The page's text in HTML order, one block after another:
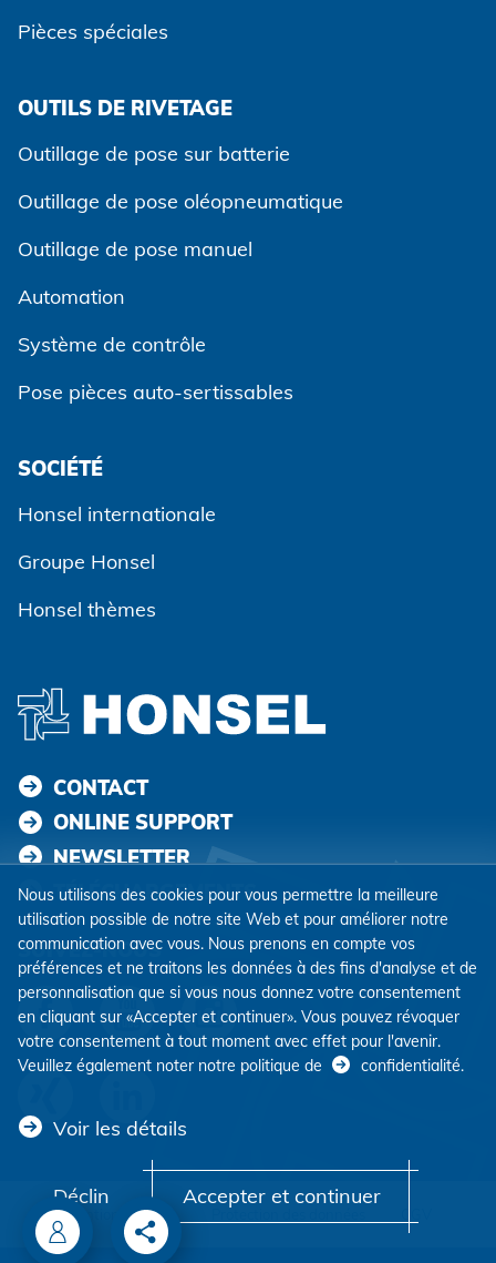
Pièces spéciales
OUTILS DE RIVETAGE
Outillage de pose sur batterie
Outillage de pose oléopneumatique
Outillage de pose manuel
Automation
Système de contrôle
Pose pièces auto-sertissables
SOCIÉTÉ
Honsel internationale
Groupe Honsel
Honsel thèmes
CONTACT
ONLINE SUPPORT
NEWSLETTER
TÉLÉCHARGEMENTS
SUIVEZ-NOUS
Mentions légales
Nous utilisons des cookies pour vous permettre la meilleure
utilisation possible de notre site Web et pour améliorer notre
communication avec vous. Nous prenons en compte vos
préférences et ne traitons les données à des fins d'analyse et de
personnalisation que si vous nous donnez votre consentement
en cliquant sur «Accepter et continuer». Vous pouvez révoquer
votre consentement à tout moment avec effet pour l'avenir.
Veuillez également noter notre politique de
confidentialité.
Voir les détails
Déclin Accepter et continuer